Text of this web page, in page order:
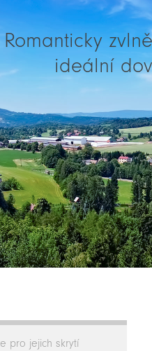
Romanticky
ideální
pro jejich skrytí